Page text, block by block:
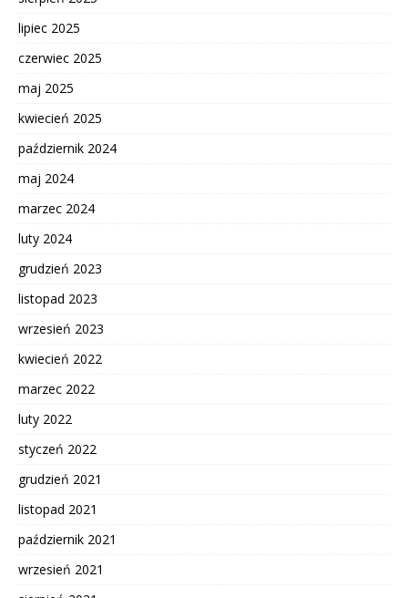
lipiec 2025
czerwiec 2025
maj 2025
kwiecień 2025
październik 2024
maj 2024
marzec 2024
luty 2024
grudzień 2023
listopad 2023
wrzesień 2023
kwiecień 2022
marzec 2022
luty 2022
styczeń 2022
grudzień 2021
listopad 2021
październik 2021
wrzesień 2021